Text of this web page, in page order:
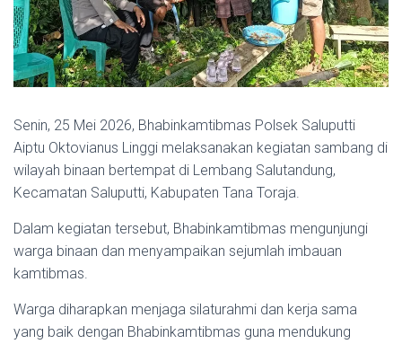
Senin, 25 Mei 2026, Bhabinkamtibmas Polsek Saluputti
Aiptu Oktovianus Linggi melaksanakan kegiatan sambang di
wilayah binaan bertempat di Lembang Salutandung,
Kecamatan Saluputti, Kabupaten Tana Toraja.
Dalam kegiatan tersebut, Bhabinkamtibmas mengunjungi
warga binaan dan menyampaikan sejumlah imbauan
kamtibmas.
Warga diharapkan menjaga silaturahmi dan kerja sama
yang baik dengan Bhabinkamtibmas guna mendukung